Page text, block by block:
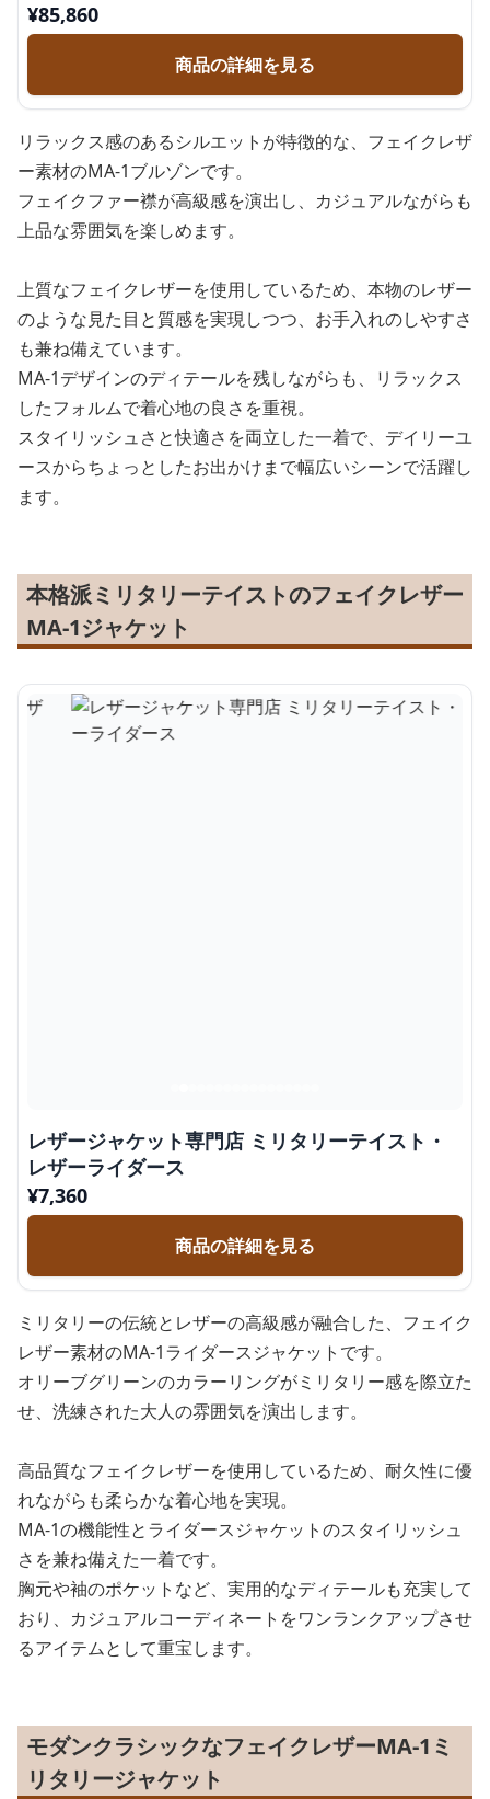
¥85,860
商品の詳細を見る
リラックス感のあるシルエットが特徴的な、フェイクレザ
ー素材のMA-1ブルゾンです。
フェイクファー襟が高級感を演出し、カジュアルながらも
上品な雰囲気を楽しめます。
上質なフェイクレザーを使用しているため、本物のレザー
のような見た目と質感を実現しつつ、お手入れのしやすさ
も兼ね備えています。
MA-1デザインのディテールを残しながらも、リラックス
したフォルムで着心地の良さを重視。
スタイリッシュさと快適さを両立した一着で、デイリーユ
ースからちょっとしたお出かけまで幅広いシーンで活躍し
ます。
本格派ミリタリーテイストのフェイクレザー
MA-1ジャケット
レザージャケット専門店 ミリタリーテイスト・
レザーライダース
¥7,360
商品の詳細を見る
ミリタリーの伝統とレザーの高級感が融合した、フェイク
レザー素材のMA-1ライダースジャケットです。
オリーブグリーンのカラーリングがミリタリー感を際立た
せ、洗練された大人の雰囲気を演出します。
高品質なフェイクレザーを使用しているため、耐久性に優
れながらも柔らかな着心地を実現。
MA-1の機能性とライダースジャケットのスタイリッシュ
さを兼ね備えた一着です。
胸元や袖のポケットなど、実用的なディテールも充実して
おり、カジュアルコーディネートをワンランクアップさせ
るアイテムとして重宝します。
モダンクラシックなフェイクレザーMA-1ミ
リタリージャケット